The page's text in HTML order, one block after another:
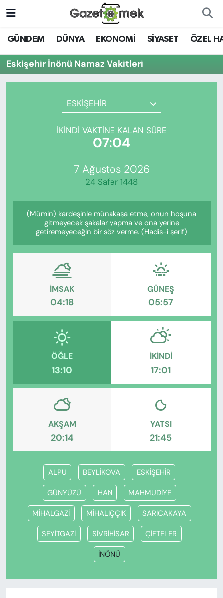
GÜNDEM DÜNYA EKONOMİ SİYASET ÖZEL
Eskişehir İnönü Namaz Vakitleri
ESKİŞEHİR
İKINDI VAKTINE KALAN SÜRE
07:04
7 Ağustos 2026
24 Safer 1448
(Mümin) kardeşinle münakaşa etme, onun hoşuna
gitmeyecek şakalar yapma ve ona yerine
getiremeyeceğin bir söz verme. (Hadis-i şerif)
İMSAK
04:18
GÜNEŞ
05:57
ÖĞLE
13:10
İKINDI
17:01
AKŞAM
20:14
YATSI
21:45
ALPU BEYLİKOVA ESKİŞEHİR
GÜNYÜZÜ HAN MAHMUDİYE
MİHALGAZİ MİHALIÇÇIK SARICAKAYA
SEYİTGAZİ SİVRİHİSAR ÇİFTELER
İNÖNÜ
DÜNYA
EKONOMİ
YENİ MEDYADA EMEK
GAZETECİLİĞİNİ GELİŞTİRMEK
EĞİTİM
KADIN
SAĞLIK
KÜLTÜR-SANAT
MAGAZİN
ÖZEL HABER
SİYASET
VAN VE DİYARBAKIR HABERLERİ
Nöbetçi Eczaneler
Hava Durumu
Trafik Durumu
Süper Lig Puan Durumu ve Fikstür
Tüm Manşetler
Haber Arşivi